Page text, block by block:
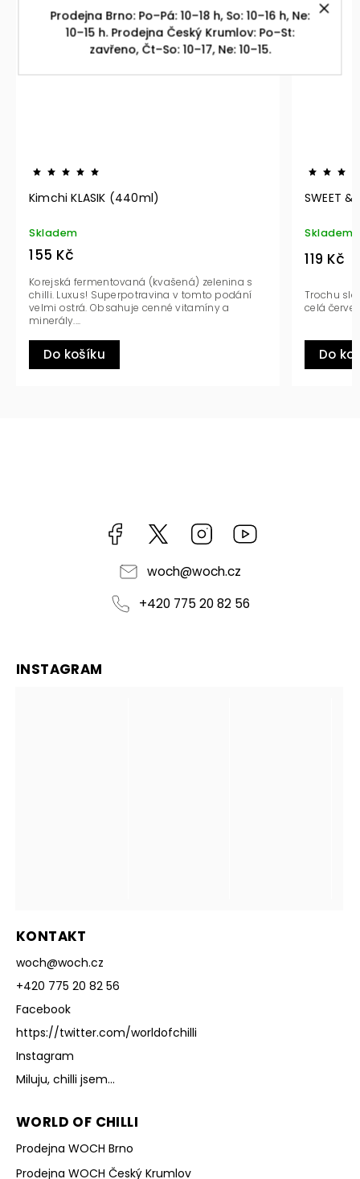
Prodejna Brno: Po–Pá: 10–18 h, So: 10–16 h, Ne:
10–15 h. Prodejna Český Krumlov: Po–St:
zavřeno, Čt–So: 10–17, Ne: 10–15.
Kimchi KLASIK (440ml)
Skladem
155 Kč
Do košíku
Korejská fermentovaná (kvašená) zelenina s
chilli. Luxus! Superpotravina v tomto podání
velmi ostrá. Obsahuje cenné vitamíny a
minerály....
SWEET &
Skladem
119 Kč
Do
Trochu
celá
Facebook https://twitter.com/worldofchilli
Instagram
woch@woch.cz
+420 775 20 82 56
KONTAKT
woch@woch.cz
+420 775 20 82 56
Facebook
https://twitter.com/worldofchilli
Instagram
Miluju, chilli jsem...
WORLD OF CHILLI
Prodejna WOCH Brno
Prodejna WOCH Český Krumlov
INSTAGRAM